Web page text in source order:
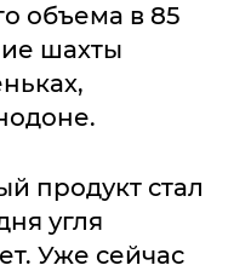
объема в 85
шахты
продукт стал
угля
Уже сейчас